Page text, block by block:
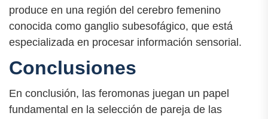
produce en una región del cerebro femenino
conocida como ganglio subesofágico, que está
especializada en procesar información sensorial.
Conclusiones
En conclusión, las feromonas juegan un papel
fundamental en la selección de pareja de las